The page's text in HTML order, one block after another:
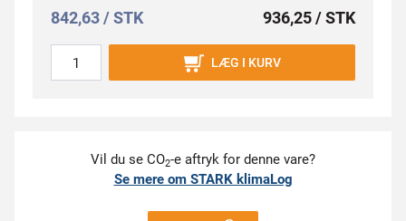
842,63 / STK 936,25 / STK
LÆG I KURV
Vil du se CO2-e aftryk for denne vare?
Se mere om STARK klimaLog